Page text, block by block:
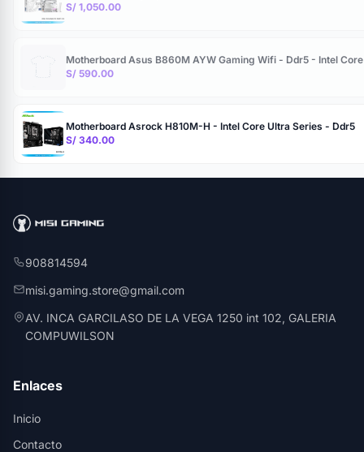
S/ 1,050.00
Motherboard Asus B860M AYW Gaming Wifi - Ddr5 - Intel
S/ 590.00
Motherboard Asrock H810M-H - Intel Core Ultra Series - Ddr5
S/ 340.00
908814594
misi.gaming.store@gmail.com
AV. INCA GARCILASO DE LA VEGA 1250 int 102, GALERIA
COMPUWILSON
Enlaces
Inicio
Contacto